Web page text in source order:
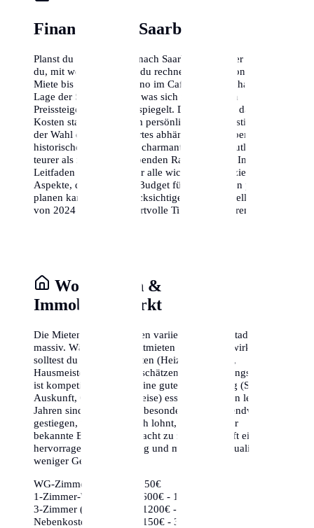
Finanz-Check Saarbrücken
Planst du einen Umzug nach Saarbrücken? Hier erfährst
du, mit welchen Kosten du rechnen musst – von der
Miete bis zum Cappuccino im Café. Die wirtschaftliche
Lage der Stadt ist stabil, was sich in moderaten
Preissteigerungen widerspiegelt. Denke daran, dass die
Kosten stark von deinem persönlichen Lebensstil und
der Wahl deines Wohnortes abhängen. Ein Leben im
historischen Zentrum ist charmant, aber oft deutlich
teurer als in den aufstrebenden Randbezirken. In diesem
Leitfaden analysieren wir alle wichtigen finanziellen
Aspekte, damit du dein Budget für Saarbrücken präzise
planen kannst. Wir berücksichtigen dabei aktuelle Daten
von 2024 und geben wertvolle Tipps zum Sparen.
Wohnkosten &
Immobilienmarkt
Die Mieten in Saarbrücken variieren je nach Stadtteil
massiv. Während die Kaltmieten oft moderat wirken,
solltest du die Nebenkosten (Heizung, Wasser,
Hausmeister) nicht unterschätzen. Der Wohnungsmarkt
ist kompetitiv, daher ist eine gute Vorbereitung (Schufa-
Auskunft, Gehaltsnachweise) essenziell. In den letzten
Jahren sind die Preise insbesondere in den Trendvierteln
gestiegen, weshalb es sich lohnt, auch weniger
bekannte Bezirke in Betracht zu ziehen, die oft eine
hervorragende Anbindung und mehr Lebensqualität für
weniger Geld bieten.
WG-Zimmer:
ca. 350€ - 650€
1-Zimmer-Wohnung:
ca. 600€ - 1000€
3-Zimmer (Zentrum):
ca. 1200€ - 2000€
Nebenkosten (85m²):
ca. 150€ - 350€